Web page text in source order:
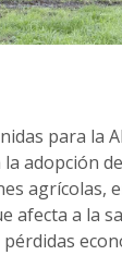
para la
adopción
agrícolas,
afecta a la